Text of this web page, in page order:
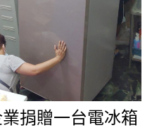
捐贈一台電冰箱